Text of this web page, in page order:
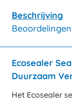
Beschrijving
Beoordelingen
Ecosealer
Duurzaam
Het Ecosealer